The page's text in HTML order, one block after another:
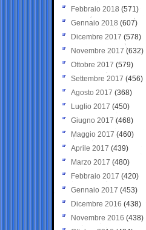
Febbraio 2018 (571)
Gennaio 2018 (607)
Dicembre 2017 (578)
Novembre 2017 (632)
Ottobre 2017 (579)
Settembre 2017 (456)
Agosto 2017 (368)
Luglio 2017 (450)
Giugno 2017 (468)
Maggio 2017 (460)
Aprile 2017 (439)
Marzo 2017 (480)
Febbraio 2017 (420)
Gennaio 2017 (453)
Dicembre 2016 (438)
Novembre 2016 (438)